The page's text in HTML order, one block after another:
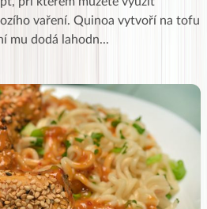
vaření. Quinoa vytvoří na tofu
mu dodá lahodn...